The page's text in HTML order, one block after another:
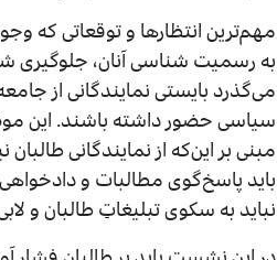
مهم‌ترین انتظارها و توقعاتی که
به رسمیت شناسی آنان، جلوگیری
می‌گذرد بایستی نمایندگانی از
سیاسی حضور داشته باشند. این
مبنی بر این‌که از نمایندگانی
باید پاسخ‌گوی مطالبات و
نباید به سکوی تبلیغاتِ طالبان و